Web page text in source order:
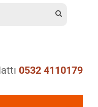
0532 4110179